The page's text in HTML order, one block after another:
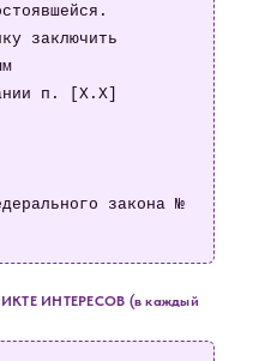
заключить
п. [X.X]
закона №
ИНТЕРЕСОВ (в каждый